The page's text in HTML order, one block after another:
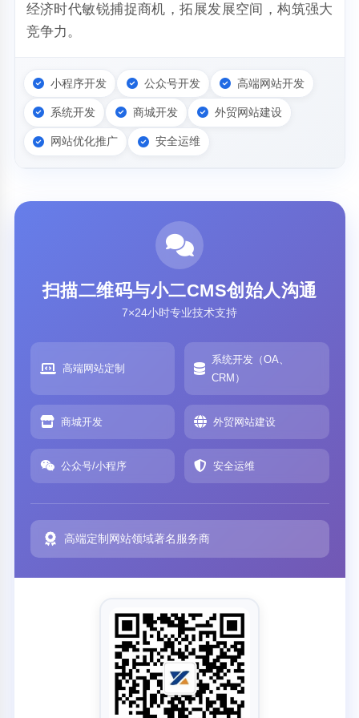
经济时代敏锐捕捉商机，拓展发展空间，构筑强大
竞争力。
小程序开发 公众号开发 高端网站开发
系统开发 商城开发 外贸网站建设
网站优化推广 安全运维
扫描二维码与小二CMS创始人沟通
7×24小时专业技术支持
高端网站定制
系统开发（OA、
CRM）
商城开发 外贸网站建设
公众号/小程序 安全运维
高端定制网站领域著名服务商